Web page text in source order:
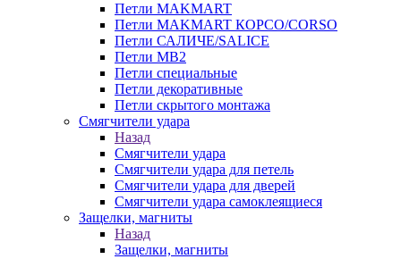
Петли MAKMART
Петли MAKMART КОРСО/CORSO
Петли САЛИЧЕ/SALICE
Петли MB2
Петли специальные
Петли декоративные
Петли скрытого монтажа
Смягчители удара
Назад
Смягчители удара
Смягчители удара для петель
Смягчители удара для дверей
Cмягчители удара самоклеящиеся
Защелки, магниты
Назад
Защелки, магниты